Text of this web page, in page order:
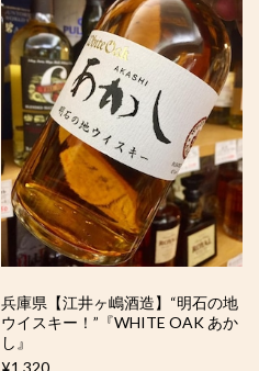
兵庫県【江井ヶ嶋酒造】“明石の地
ウイスキー！”『WHITE OAK あか
し』